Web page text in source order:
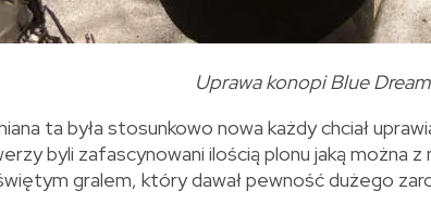
Uprawa konopi Blue
ta była stosunkowo nowa każdy chciał
byli zafascynowani ilością plonu jaką można
gralem, który dawał pewność dużego